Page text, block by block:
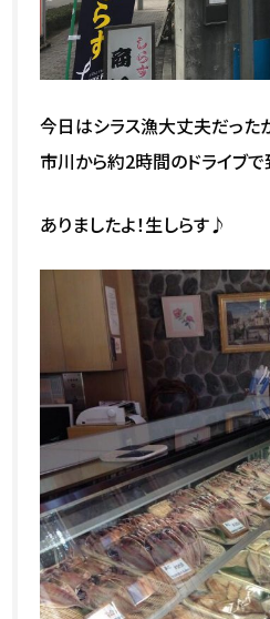
今日はシラス漁大丈夫だった
市川から約2時間のドライブで
ありましたよ！生しらす♪